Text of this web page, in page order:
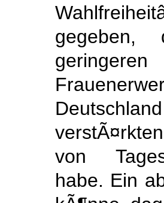
geringeren
von
habe. Ein